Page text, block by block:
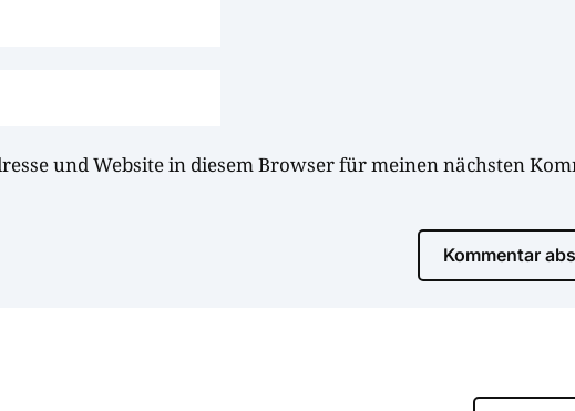
und Website in diesem Browser für meinen nächsten
Kommentar